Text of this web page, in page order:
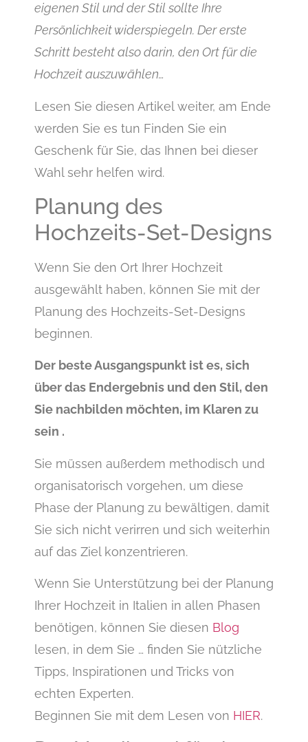
eigenen Stil und der Stil sollte Ihre
Persönlichkeit widerspiegeln. Der erste
Schritt besteht also darin, den Ort für die
Hochzeit auszuwählen…
Lesen Sie diesen Artikel weiter, am Ende
werden Sie es tun Finden Sie ein
Geschenk für Sie, das Ihnen bei dieser
Wahl sehr helfen wird.
Planung des
Hochzeits-Set-Designs
Wenn Sie den Ort Ihrer Hochzeit
ausgewählt haben, können Sie mit der
Planung des Hochzeits-Set-Designs
beginnen.
Der beste Ausgangspunkt ist es, sich
über das Endergebnis und den Stil, den
Sie nachbilden möchten, im Klaren zu
sein .
Sie müssen außerdem methodisch und
organisatorisch vorgehen, um diese
Phase der Planung zu bewältigen, damit
Sie sich nicht verirren und sich weiterhin
auf das Ziel konzentrieren.
Wenn Sie Unterstützung bei der Planung
Ihrer Hochzeit in Italien in allen Phasen
benötigen, können Sie diesen Blog
lesen, in dem Sie … finden Sie nützliche
Tipps, Inspirationen und Tricks von
echten Experten.
Beginnen Sie mit dem Lesen von HIER.